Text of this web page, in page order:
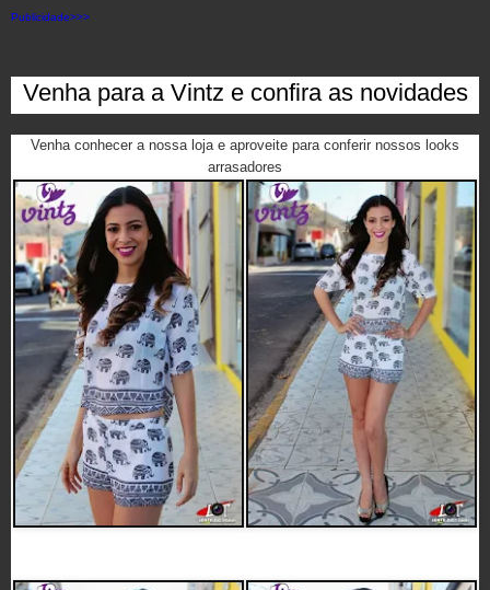
Publicidade>>>
Venha para a Vintz e confira as novidades
Venha conhecer a nossa loja e aproveite para conferir nossos looks
arrasadores